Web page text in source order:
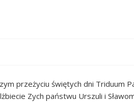
przeżyciu świętych dni Triduum
Zych państwu Urszuli i